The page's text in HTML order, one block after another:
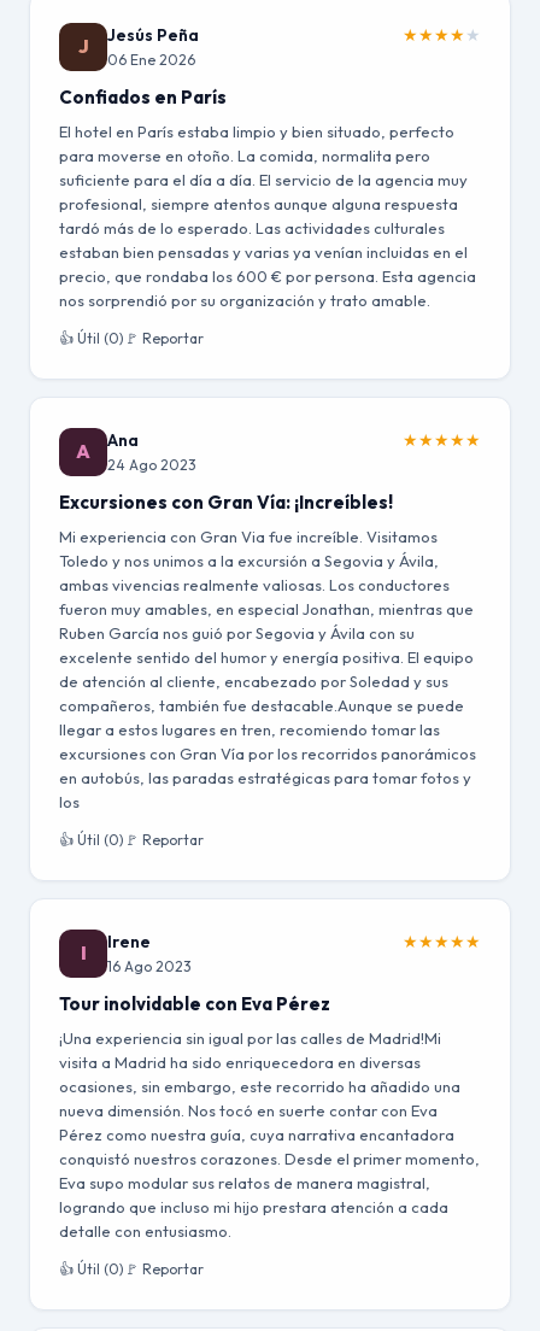
J Jesús Peña
06 Ene 2026
★★★★★
Confiados en París
El hotel en París estaba limpio y bien situado, perfecto
para moverse en otoño. La comida, normalita pero
suficiente para el día a día. El servicio de la agencia muy
profesional, siempre atentos aunque alguna respuesta
tardó más de lo esperado. Las actividades culturales
estaban bien pensadas y varias ya venían incluidas en el
precio, que rondaba los 600 € por persona. Esta agencia
nos sorprendió por su organización y trato amable.
👍 Útil (0) 🚩 Reportar
A Ana
24 Ago 2023
★★★★★
Excursiones con Gran Vía: ¡Increíbles!
Mi experiencia con Gran Via fue increíble. Visitamos
Toledo y nos unimos a la excursión a Segovia y Ávila,
ambas vivencias realmente valiosas. Los conductores
fueron muy amables, en especial Jonathan, mientras que
Ruben García nos guió por Segovia y Ávila con su
excelente sentido del humor y energía positiva. El equipo
de atención al cliente, encabezado por Soledad y sus
compañeros, también fue destacable.Aunque se puede
llegar a estos lugares en tren, recomiendo tomar las
excursiones con Gran Vía por los recorridos panorámicos
en autobús, las paradas estratégicas para tomar fotos y
los
👍 Útil (0) 🚩 Reportar
I Irene
16 Ago 2023
★★★★★
Tour inolvidable con Eva Pérez
¡Una experiencia sin igual por las calles de Madrid!Mi
visita a Madrid ha sido enriquecedora en diversas
ocasiones, sin embargo, este recorrido ha añadido una
nueva dimensión. Nos tocó en suerte contar con Eva
Pérez como nuestra guía, cuya narrativa encantadora
conquistó nuestros corazones. Desde el primer momento,
Eva supo modular sus relatos de manera magistral,
logrando que incluso mi hijo prestara atención a cada
detalle con entusiasmo.
👍 Útil (0) 🚩 Reportar